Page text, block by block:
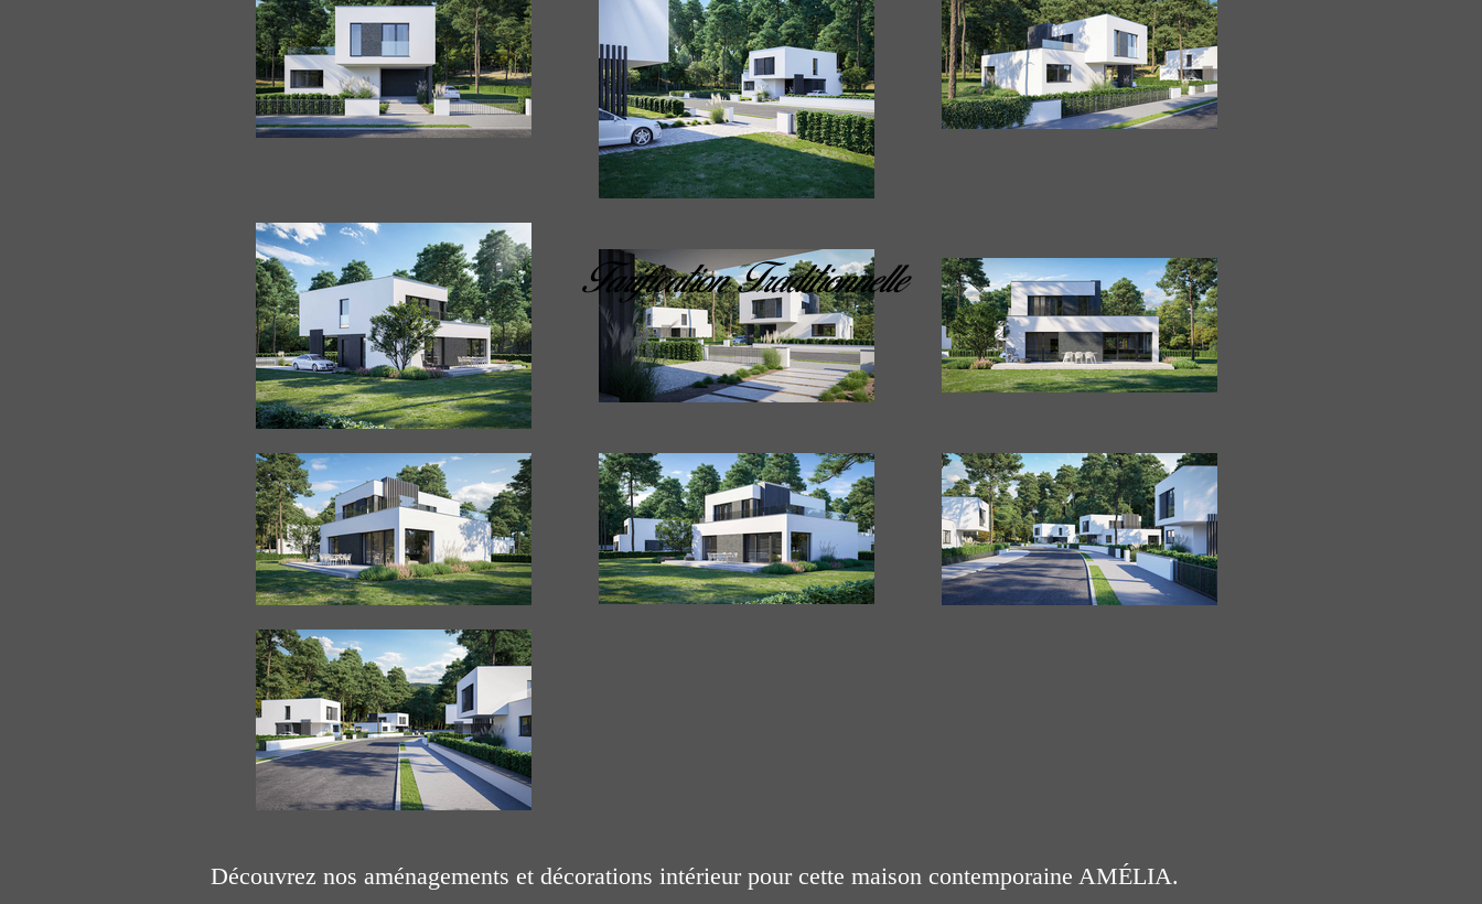
Tarification Traditionnelle
Découvrez nos aménagements et décorations intérieur pour cette maison contemporaine AMÉLIA.